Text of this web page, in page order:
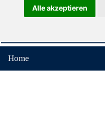
Alle akzeptieren
Home